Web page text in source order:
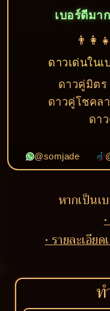
เบอร์ดีมา
ดาวเด่นใน
ดาวคู่มิตร
ดาวคู่โชคล
ดา
@somjade
หากเป็นเ
• รายละเอีย